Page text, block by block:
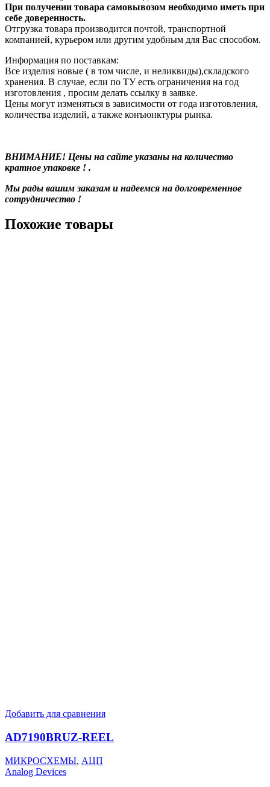
При получении товара самовывозом необходимо иметь при
себе доверенность.
Отгрузка товара производится почтой, транспортной
компанией, курьером или другим удобным для Вас способом.
Информация по поставкам:
Все изделия новые ( в том числе, и неликвиды),складского
хранения. В случае, если по ТУ есть ограничения на год
изготовления , просим делать ссылку в заявке.
Цены могут изменяться в зависимости от года изготовления,
количества изделий, а также конъюнктуры рынка.
ВНИМАНИЕ! Цены на сайте указаны на количество
кратное упаковке ! .
Мы рады вашим заказам и надеемся на долговременное
сотрудничество !
Похожие товары
Добавить для сравнения
AD7190BRUZ-REEL
МИКРОСХЕМЫ, АЦП
Analog Devices